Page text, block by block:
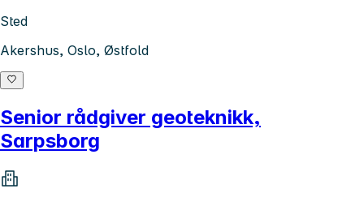
Sted
Akershus, Oslo, Østfold
Senior rådgiver geoteknikk,
Sarpsborg